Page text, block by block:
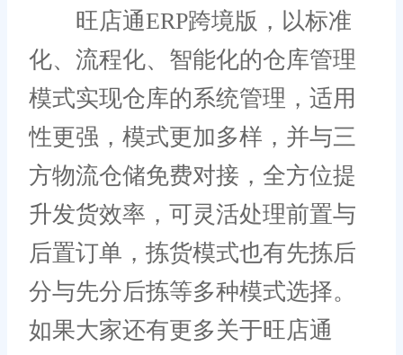
旺店通ERP跨境版，以标准
化、流程化、智能化的仓库管理
模式实现仓库的系统管理，适用
性更强，模式更加多样，并与三
方物流仓储免费对接，全方位提
升发货效率，可灵活处理前置与
后置订单，拣货模式也有先拣后
分与先分后拣等多种模式选择。
如果大家还有更多关于旺店通